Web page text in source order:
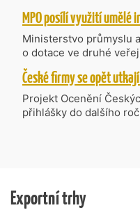
CzechBusiness, která
kompetence agentur
Firmám nabídne
inovací až po zahraniční
Ministerstvo průmyslu
o dotace ve druhé
– Transfer, Výzkum,
Technologie, do které
projektů požadujících
mld. Kč. Částkou 630
nejlépe hodnocených
výzkum v oblasti
podnikových procesů
na přípravě rozpočtu na
Projekt Ocenění
přihlášky do dalšího
Projekt dlouhodobě
podniky, které
ekonomické výsledky,
příběh.
Exportní trhy